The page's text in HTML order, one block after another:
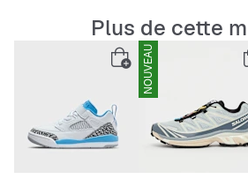
Poches intérieures pratiques
Design colorblock
Plus de cette
NOUVEAU